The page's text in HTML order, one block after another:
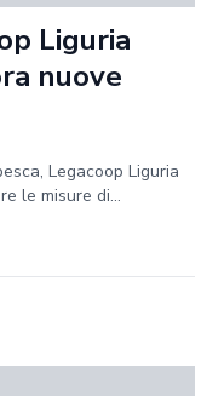
Liguria
nuove
Legacoop Liguria
le misure di...